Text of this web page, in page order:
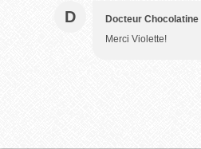
D Docteur Chocolatine
Merci Violette!